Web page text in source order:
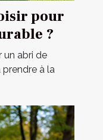
pour
?
un abri de
prendre à la